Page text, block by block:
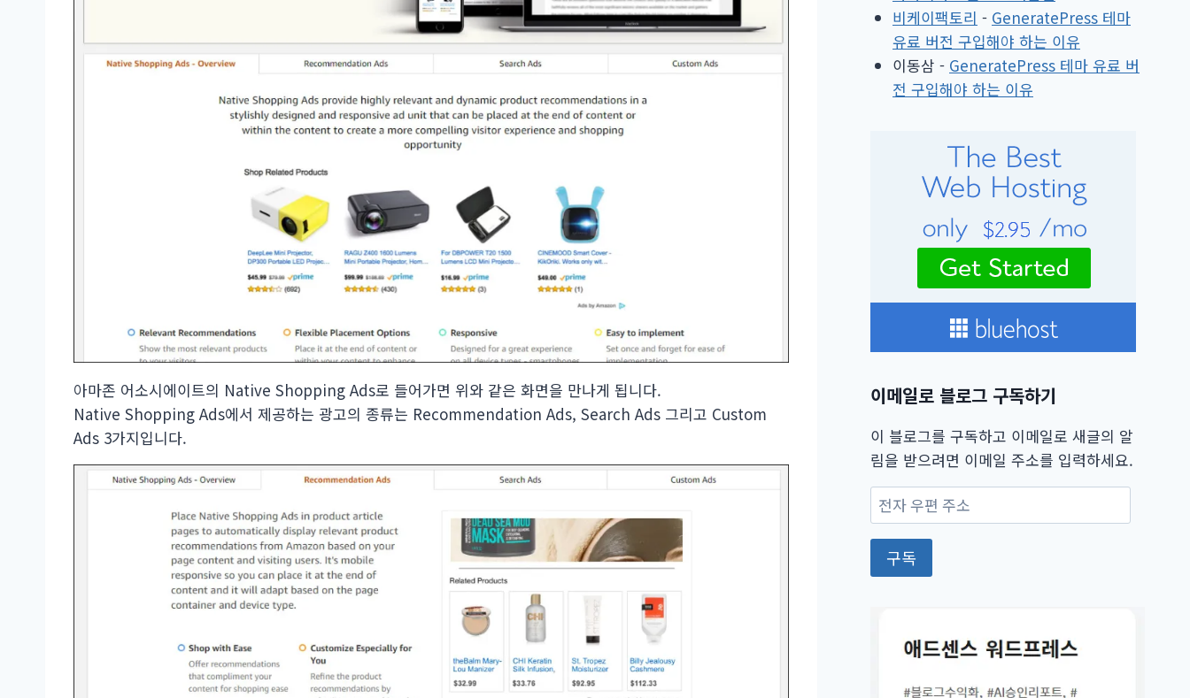
아마존 어소시에이트의 Native Shopping Ads로 들어가면 위와 같은 화면을 만나게 됩니다.
Native Shopping Ads에서 제공하는 광고의 종류는 Recommendation Ads, Search Ads 그리고 Custom
Ads 3가지입니다.
비케이팩토리 - GeneratePress 테마
유료 버전 구입해야 하는 이유
이동삼 - GeneratePress 테마 유료 버
전 구입해야 하는 이유
이메일로 블로그 구독하기
이 블로그를 구독하고 이메일로 새글의 알
림을 받으려면 이메일 주소를 입력하세요.
전
자
우
구독